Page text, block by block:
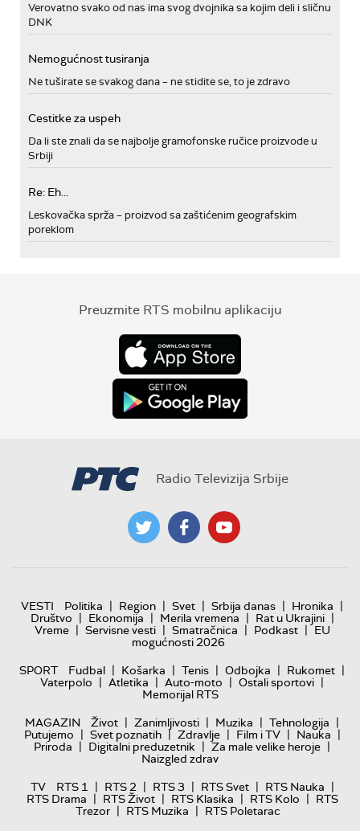
Verovatno svako od nas ima svog dvojnika sa kojim deli i sličnu
DNK
Nemogućnost tusiranja
Ne tuširate se svakog dana – ne stidite se, to je zdravo
Cestitke za uspeh
Da li ste znali da se najbolje gramofonske ručice proizvode u
Srbiji
Re: Eh...
Leskovačka sprža – proizvod sa zaštićenim geografskim
poreklom
Preuzmite RTS mobilnu aplikaciju
Radio Televizija Srbije
VESTI Politika | Region | Svet | Srbija danas | Hronika |
Društvo | Ekonomija | Merila vremena | Rat u Ukrajini |
Vreme | Servisne vesti | Smatračnica | Podkast | EU
mogućnosti 2026
SPORT
Fudbal | Košarka | Tenis | Odbojka | Rukomet |
Vaterpolo | Atletika | Auto-moto | Ostali sportovi |
Memorijal RTS
MAGAZIN
Život | Zanimljivosti | Muzika | Tehnologija |
Putujemo | Svet poznatih | Zdravlje | Film i TV | Nauka |
Priroda | Digitalni preduzetnik | Za male velike heroje |
Naizgled zdrav
TV
RTS 1 | RTS 2 | RTS 3 | RTS Svet | RTS Nauka |
RTS Drama | RTS Život | RTS Klasika | RTS Kolo | RTS
Trezor | RTS Muzika | RTS Poletarac